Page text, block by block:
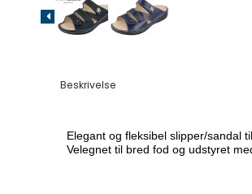
Beskrivelse
Elegant og fleksibel slipper/sandal
Velegnet til bred fod og udstyret